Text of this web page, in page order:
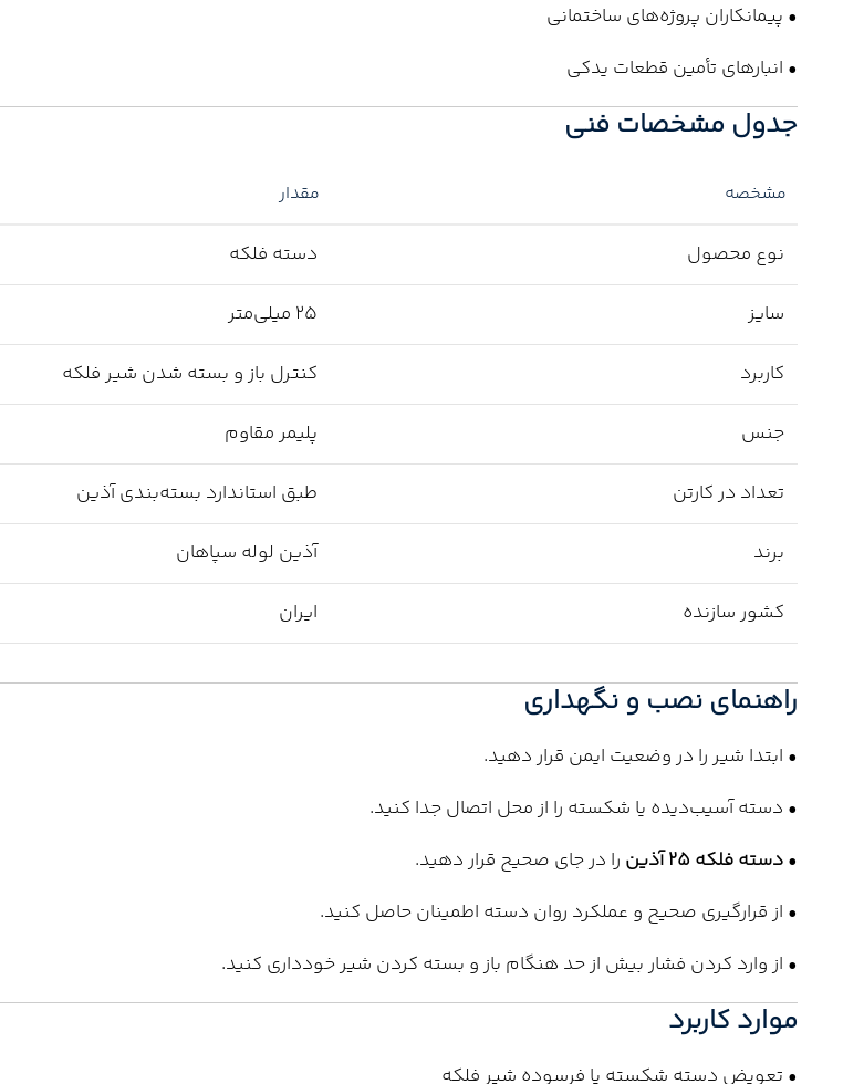
• پیمانکاران پروژه‌های ساختمانی
• انبارهای تأمین قطعات یدکی
جدول مشخصات فنی
مشخصه مقدار
نوع محصول دسته فلکه
سایز 25 میلی‌متر
کاربرد کنترل باز و بسته شدن شیر فلکه
جنس پلیمر مقاوم
تعداد در کارتن طبق استاندارد بسته‌بندی آذین
برند آذین لوله سپاهان
کشور سازنده ایران
راهنمای نصب و نگهداری
• ابتدا شیر را در وضعیت ایمن قرار دهید.
• دسته آسیب‌دیده یا شکسته را از محل اتصال جدا کنید.
•دسته فلکه 25 آذین
را در جای صحیح قرار دهید.
• از قرارگیری صحیح و عملکرد روان دسته اطمینان حاصل کنید.
• از وارد کردن فشار بیش از حد هنگام باز و بسته کردن شیر خودداری کنید.
موارد کاربرد
• تعویض دسته شکسته یا فرسوده شیر فلکه